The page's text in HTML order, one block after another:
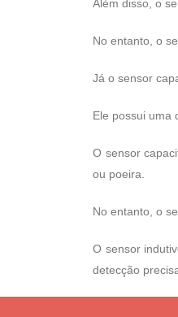
Além disso, o
No entanto, o
Já o sensor
Ele possui uma
O sensor
ou poeira.
No entanto, o
O sensor
detecção